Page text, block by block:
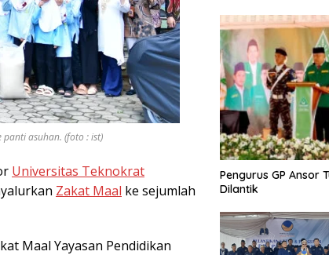
asuhan. (foto : ist)
Universitas Teknokrat
Zakat Maal ke sejumlah
Maal Yayasan Pendidikan
Pengurus GP Ansor
Dilantik